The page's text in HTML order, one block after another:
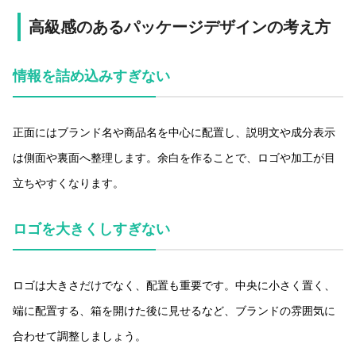
高級感のあるパッケージデザインの考え方
情報を詰め込みすぎない
正面にはブランド名や商品名を中心に配置し、説明文や成分表示
は側面や裏面へ整理します。余白を作ることで、ロゴや加工が目
立ちやすくなります。
ロゴを大きくしすぎない
ロゴは大きさだけでなく、配置も重要です。中央に小さく置く、
端に配置する、箱を開けた後に見せるなど、ブランドの雰囲気に
合わせて調整しましょう。